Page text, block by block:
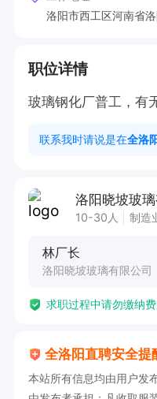
洛阳市西工区河南省
职位详情
玻璃钢化厂普工，有
联系我时请说是在全洛
洛阳晓坡玻
10-30人 制造
林厂长
洛阳晓坡玻璃有限公司
求职过程中请勿缴纳
全洛阳直聘安全提
本站所有信息均由用户发